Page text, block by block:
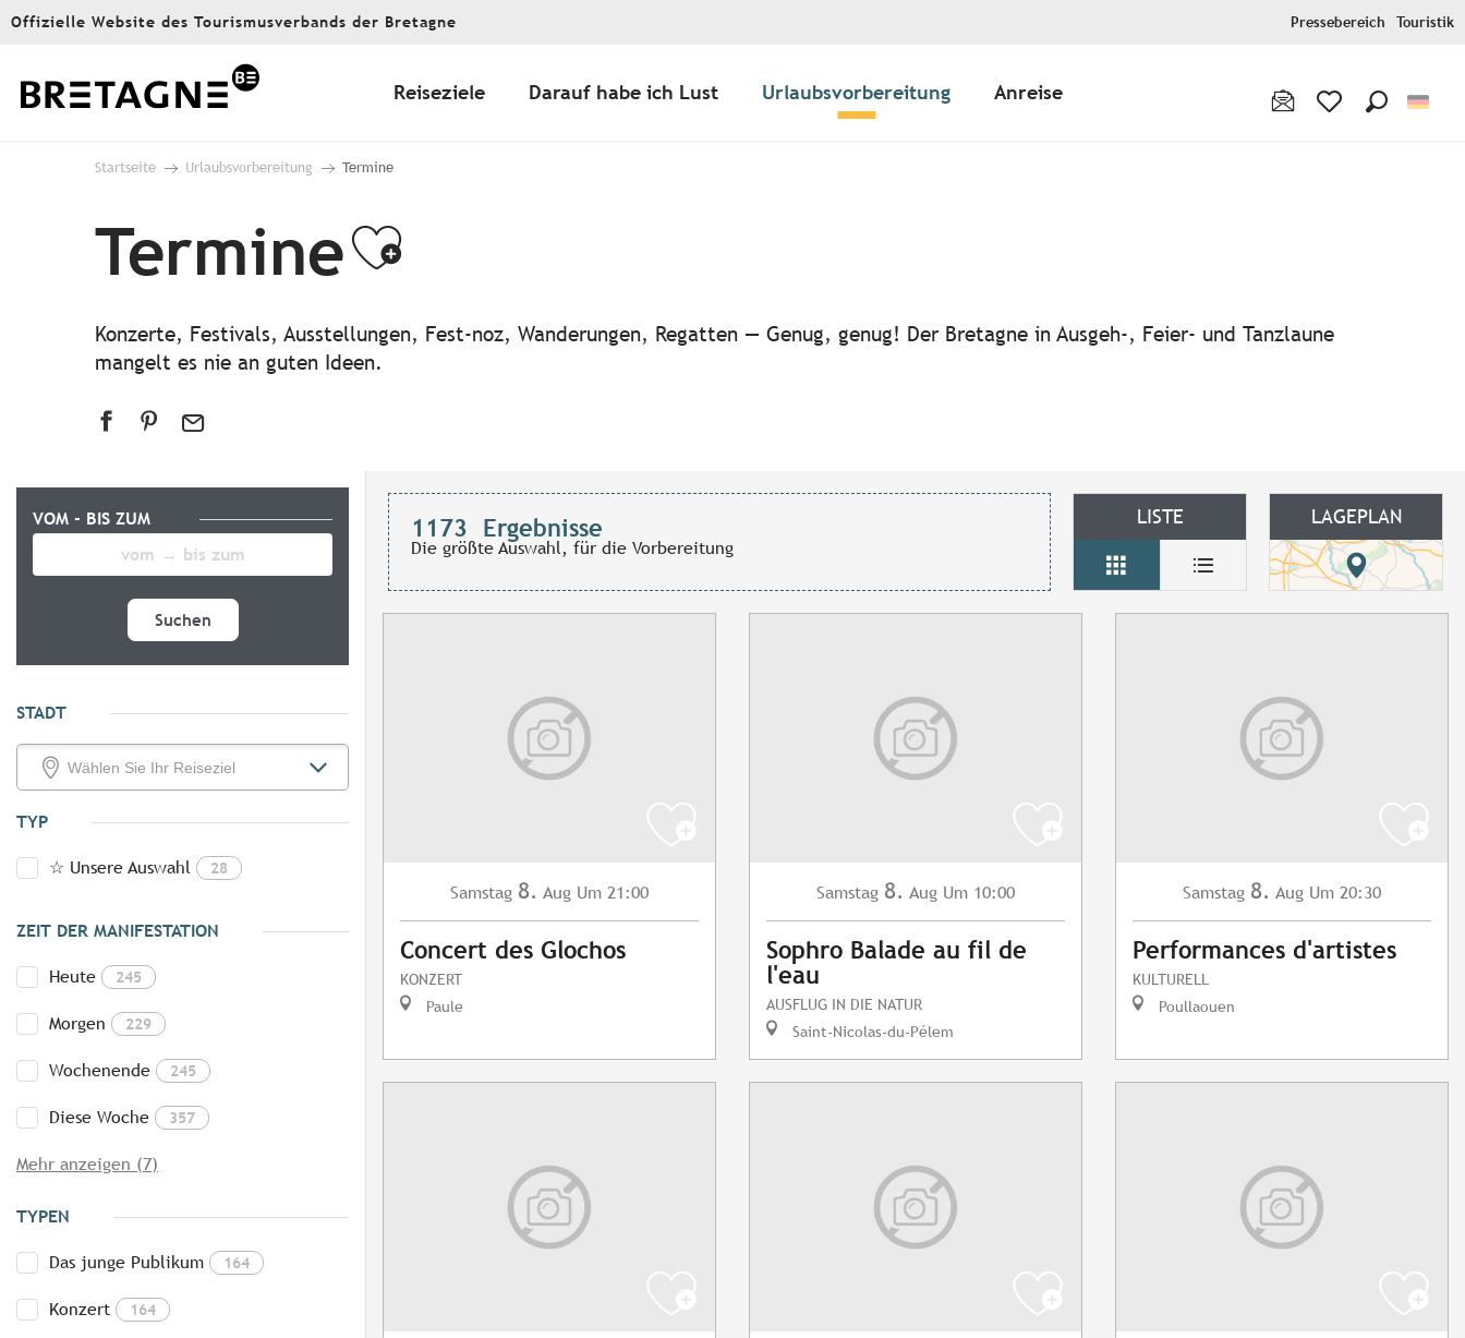
Aller
principal
Offizielle Website des Tourismusverbands der Bretagne Pressebereich Touristik
Reiseziele Darauf habe ich Lust Urlaubsvorbereitung Anreise
Startseite Urlaubsvorbereitung Termine
TermineAjouter aux favoris
Konzerte, Festivals, Ausstellungen, Fest-noz, Wanderungen, Regatten — Genug, genug! Der Bretagne in Ausgeh-, Feier- und Tanzlaune
mangelt es nie an guten Ideen.
VOM - BIS ZUM
Suchen
STADT
TYP
☆ Unsere Auswahl 28
ZEIT DER MANIFESTATION
Heute 245
Morgen 229
Wochenende 245
Diese Woche 357
Mehr anzeigen (7)
TYPEN
Das junge Publikum 164
Konzert 164
1173 Ergebnisse
Die größte Auswahl, für die Vorbereitung
LISTE LAGEPLAN
Samstag 8. Aug Um 21:00
Concert des Glochos
KONZERT
Paule
Samstag 8. Aug Um 10:00
Sophro Balade au fil de
l'eau
AUSFLUG IN DIE NATUR
Saint-Nicolas-du-Pélem
Samstag 8. Aug Um 20:30
Performances d'artistes
KULTURELL
Poullaouen